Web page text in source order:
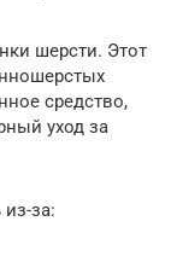
шерсти. Этот
средство,
уход за
за: